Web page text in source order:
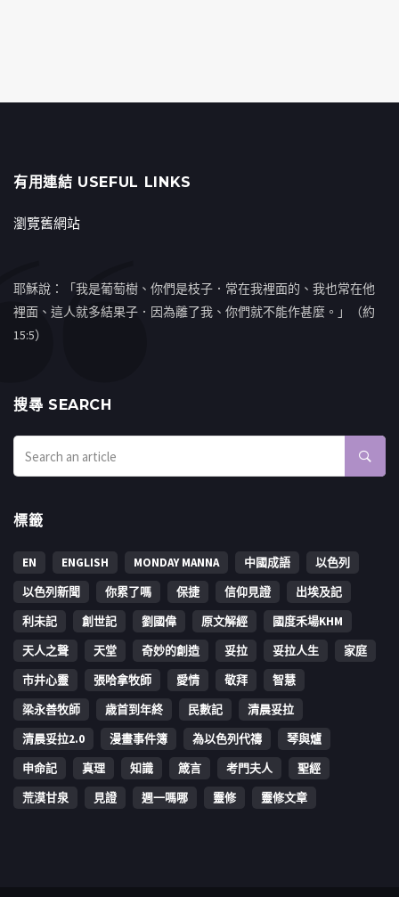
有用連結 USEFUL LINKS
瀏覽舊網站
耶穌說：「我是葡萄樹、你們是枝子．常在我裡面的、我也常在他
裡面、這人就多結果子．因為離了我、你們就不能作甚麼。」（約
15:5）
搜㝷 SEARCH
標籤
EN ENGLISH MONDAY MANNA 中國成語
以色列
以色列新聞
你累了嗎 保捷 信仰見證
出埃及記
利未記
創世記 劉國偉 原文解經
國度禾場KHM
天人之聲
天堂 奇妙的創造 妥拉 妥拉人生
家庭
市井心靈
張哈拿牧師 愛情 敬拜
智慧
梁永善牧師
歳首到年終 民數記
清晨妥拉
清晨妥拉2.0
漫畫事件簿 為以色列代禱
琴與爐
申命記
真理 知識 箴言 考門夫人
聖經
荒漠甘泉
見證 週一嗎哪 靈修 靈修文章